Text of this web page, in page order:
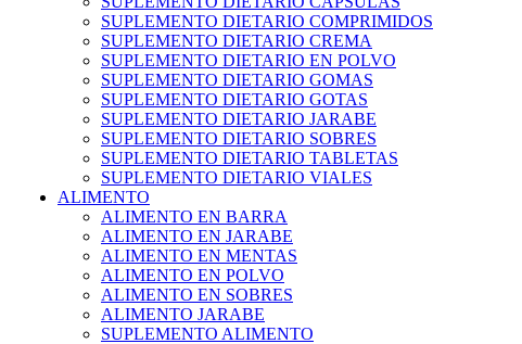
SUPLEMENTO DIETARIO COMPRIMIDOS
SUPLEMENTO DIETARIO CREMA
SUPLEMENTO DIETARIO EN POLVO
SUPLEMENTO DIETARIO GOMAS
SUPLEMENTO DIETARIO GOTAS
SUPLEMENTO DIETARIO JARABE
SUPLEMENTO DIETARIO SOBRES
SUPLEMENTO DIETARIO TABLETAS
SUPLEMENTO DIETARIO VIALES
ALIMENTO
ALIMENTO EN BARRA
ALIMENTO EN JARABE
ALIMENTO EN MENTAS
ALIMENTO EN POLVO
ALIMENTO EN SOBRES
ALIMENTO JARABE
SUPLEMENTO ALIMENTO